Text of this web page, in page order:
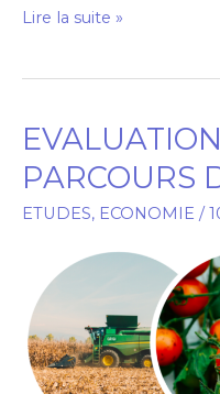
Lire la suite »
PARCOURS
ETUDES, ECONOMIE /
EVALUATION
A
MI-
PARCOURS
(PAVIE)